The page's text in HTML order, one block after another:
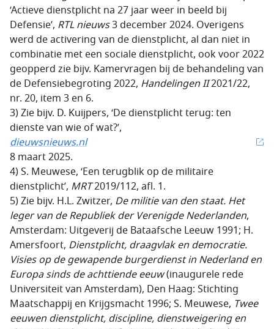
‘Actieve dienstplicht na 27 jaar weer in beeld bij
Defensie’, RTL nieuws3 december 2024. Overigens
werd de activering van de dienstplicht, al dan niet in
combinatie met een sociale dienstplicht, ook voor 2022
geopperd zie bijv. Kamervragen bij de behandeling van
de Defensiebegroting 2022, Handelingen II2021/22,
nr. 20, item 3 en 6.
3) Zie bijv. D. Kuijpers, ‘De dienstplicht terug: ten
dienste van wie of wat?’,
dieuwsnieuws.nl
8 maart 2025.
4) S. Meuwese, ‘Een terugblik op de militaire
dienstplicht’, MRT2019/112, afl. 1.
5) Zie bijv. H.L. Zwitzer, De militie van den staat. Het
leger van de Republiek der Verenigde Nederlanden,
Amsterdam: Uitgeverij de Bataafsche Leeuw 1991; H.
Amersfoort, Dienstplicht, draagvlak en democratie.
Visies op de gewapende burgerdienst in Nederland en
Europa sinds de achttiende eeuw(inaugurele rede
Universiteit van Amsterdam), Den Haag: Stichting
Maatschappij en Krijgsmacht 1996; S. Meuwese, Twee
eeuwen dienstplicht, discipline, dienstweigering en